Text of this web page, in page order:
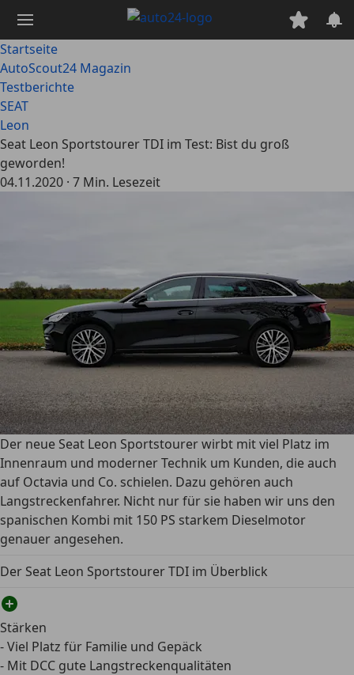
Hauptinhalt
springen
Startseite
AutoScout24 Magazin
Testberichte
SEAT
Leon
Seat Leon Sportstourer TDI im Test: Bist du groß
geworden!
04.11.2020 · 7 Min. Lesezeit
Der neue Seat Leon Sportstourer wirbt mit viel Platz im
Innenraum und moderner Technik um Kunden, die auch
auf Octavia und Co. schielen. Dazu gehören auch
Langstreckenfahrer. Nicht nur für sie haben wir uns den
spanischen Kombi mit 150 PS starkem Dieselmotor
genauer angesehen.
Der Seat Leon Sportstourer TDI im Überblick
Stärken
- Viel Platz für Familie und Gepäck
- Mit DCC gute Langstreckenqualitäten